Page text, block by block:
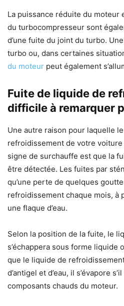
La puissance réduite du moteur
du turbocompresseur sont
d’une fuite du joint du turbo.
turbo ou, dans certaines
du moteur peut également
Fuite de liquide de
difficile à remarquer
Une autre raison pour laquelle
refroidissement de votre
signe de surchauffe est que la
être détectée. Les fuites par
qu’une perte de quelques
refroidissement chaque mois, à
une flaque d’eau.
Selon la position de la fuite, le
s’échappera sous forme liquide
que le liquide de
d’antigel et d’eau, il s’évapore
composants chauds du moteur.